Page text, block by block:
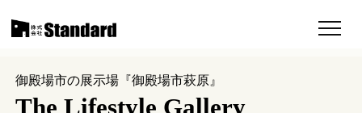
御殿場市の展示場『御殿場市萩原』
The Lifestyle Gallery